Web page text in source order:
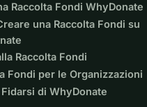
Raccolta Fondi WhyDonate
una Raccolta Fondi su
Raccolta Fondi
Fondi per le Organizzazioni
di WhyDonate